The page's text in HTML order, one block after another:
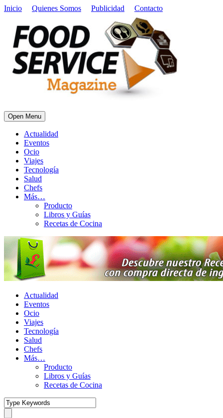
Inicio Quienes Somos Publicidad Contacto
Open Menu
Actualidad
Eventos
Ocio
Viajes
Tecnología
Salud
Chefs
Más…
Producto
Libros y Guías
Recetas de Cocina
Actualidad
Eventos
Ocio
Viajes
Tecnología
Salud
Chefs
Más…
Producto
Libros y Guías
Recetas de Cocina